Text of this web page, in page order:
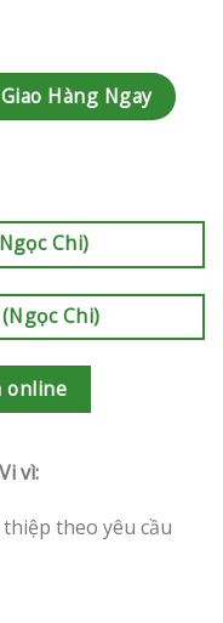
Hàng Ngay
Chi)
Chi)
online
vì:
theo yêu cầu